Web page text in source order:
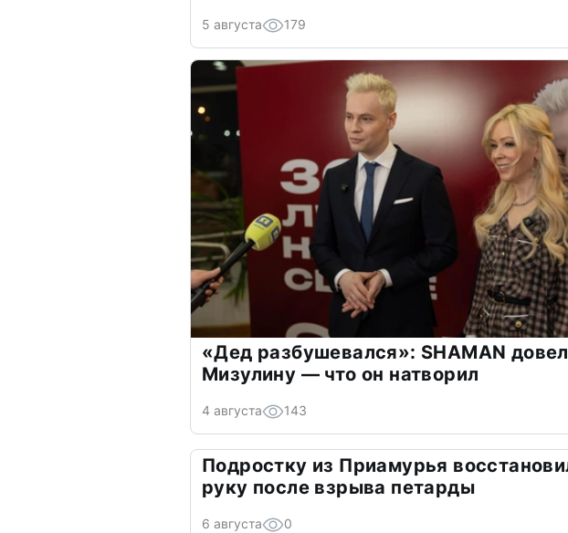
5 августа 179
«Дед разбушевался»: SHAMAN довел
Мизулину — что он натворил
4 августа 143
Подростку из Приамурья
руку после взрыва петарды
6 августа 0